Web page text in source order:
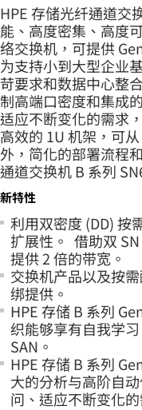
HPE 存储光纤通道交
能、高度密集、高度
络交换机，可提供
为支持小到大型企业
苛要求和数据中心整
制高端口密度和集成
适应不断变化的需求
高效的 1U 机架，可
外，简化的部署流程
通道交换机 B 系列
新特性
利用双密度 (DD) 按
扩展性。 借助双
提供 2 倍的带宽。
交换机产品以及按
绑提供。
HPE 存储 B 系列
织能够享有自我学
SAN。
HPE 存储 B 系列
大的分析与高阶自
问、适应不断变化